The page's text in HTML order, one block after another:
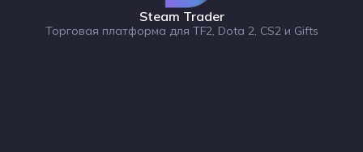
Steam Trader
Торговая платформа для TF2, Dota 2, CS2 и Gifts